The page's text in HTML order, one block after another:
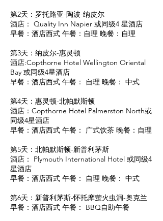
第2天：罗托路亚-陶波-纳皮尔
酒店： Quality Inn Napier 或同级4 星酒店
早餐：酒店西式 午餐：自理 晚餐：自理
第3天：纳皮尔-惠灵顿
酒店:Copthorne Hotel Wellington Oriental
Bay 或同级4星酒店
早餐：酒店西式 午餐： 自理 晚餐： 中式
第4天：惠灵顿-北帕默斯顿
酒店：Copthorne Hotel Palmerston North或
同级4星酒店
早餐：酒店西式 午餐： 广式饮茶 晚餐：自理
第5天：北帕默斯顿-新普利茅斯
酒店： Plymouth International Hotel 或同级4
星酒店
早餐：酒店西式 午餐： 自理 晚餐： 中式
第6天：新普利茅斯-怀托摩萤火虫洞-奥克兰
早餐：酒店西式 午餐： BBQ自助午餐